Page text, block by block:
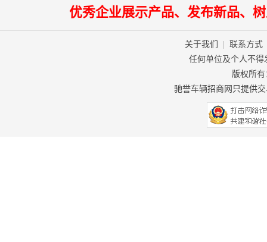
优秀企业展示产品、发布新品、
关于我们 联系方式
任何单位及个人不
版权所有
驰誉车辆招商网只提供